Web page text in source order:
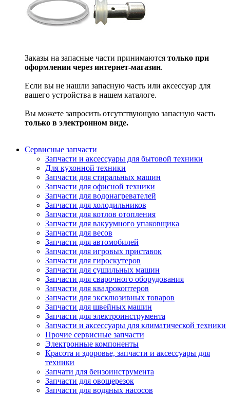
Заказы на запасные части принимаются только при
оформлении через интернет-магазин.
Если вы не нашли запасную часть или аксессуар для
вашего устройства в нашем каталоге.
Вы можете запросить отсутствующую запасную часть
только в электронном виде.
Сервисные запчасти
Запчасти и аксессуары для бытовой техники
Для кухонной техники
Запчасти для стиральных машин
Запчасти для офисной техники
Запчасти для водонагревателей
Запчасти для холодильников
Запчасти для котлов отопления
Запчасти для вакуумного упаковщика
Запчасти для весов
Запчасти для автомобилей
Запчасти для игровых приставок
Запчасти для гироскутеров
Запчасти для сушильных машин
Запчасти для сварочного оборудования
Запчасти для квадрокоптеров
Запчасти для эксклюзивных товаров
Запчасти для швейных машин
Запчасти для электроинструмента
Запчасти и аксессуары для климатической техники
Прочие сервисные запчасти
Электронные компоненты
Красота и здоровье, запчасти и аксессуары для
техники
Запчати для бензоинструмента
Запчасти для овощерезок
Запчасти для водяных насосов